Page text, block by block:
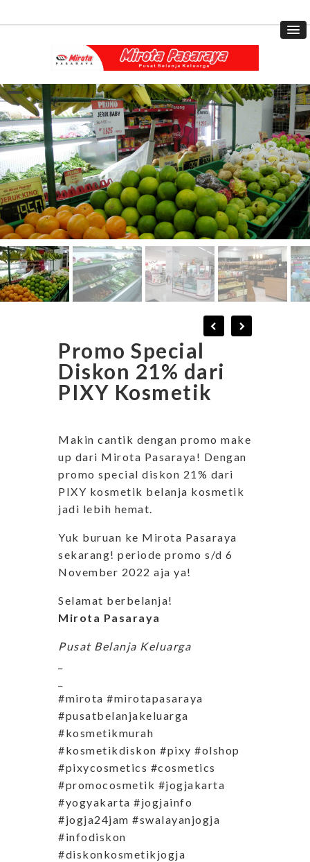
Promo Special
Diskon 21% dari
PIXY Kosmetik
Makin cantik dengan promo make
up dari Mirota Pasaraya! Dengan
promo special diskon 21% dari
PIXY kosmetik belanja kosmetik
jadi lebih hemat.
Yuk buruan ke Mirota Pasaraya
sekarang! periode promo s/d 6
November 2022 aja ya!
Selamat berbelanja!
Mirota Pasaraya
Pusat Belanja Keluarga
#mirota #mirotapasaraya
#pusatbelanjakeluarga
#kosmetikmurah
#kosmetikdiskon #pixy #olshop
#pixycosmetics #cosmetics
#promocosmetik #jogjakarta
#yogyakarta #jogjainfo
#jogja24jam #swalayanjogja
#infodiskon
#diskonkosmetikjogja